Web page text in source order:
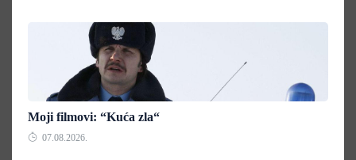
Moji filmovi: “Kuća zla“
07.08.2026.